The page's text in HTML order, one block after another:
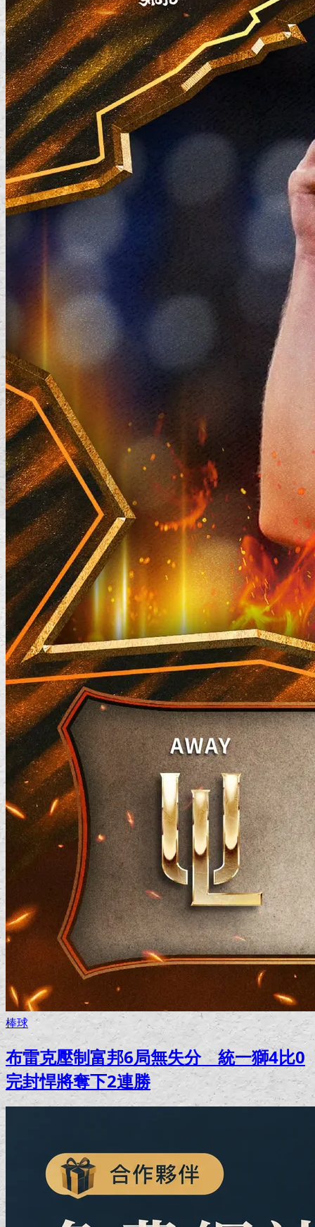
棒球
布雷克壓制富邦6局無失分 統一獅4比0
完封悍將奪下2連勝